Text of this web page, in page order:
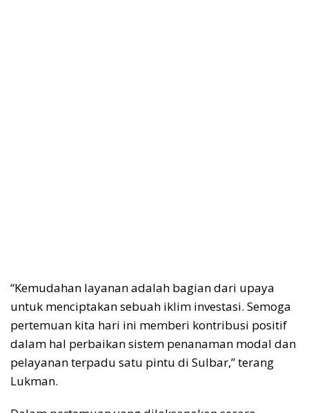
“Kemudahan layanan adalah bagian dari upaya
untuk menciptakan sebuah iklim investasi. Semoga
pertemuan kita hari ini memberi kontribusi positif
dalam hal perbaikan sistem penanaman modal dan
pelayanan terpadu satu pintu di Sulbar,” terang
Lukman.